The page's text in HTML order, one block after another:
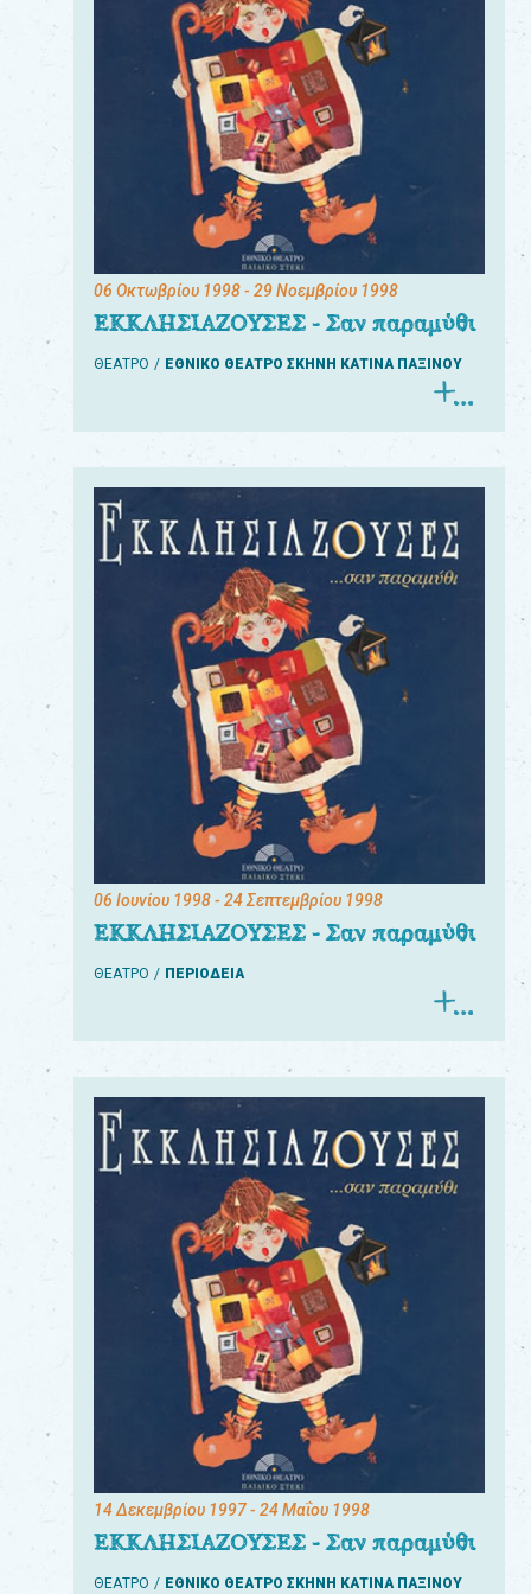
06 Οκτωβρίου 1998- 29 Νοεμβρίου 1998
ΕΚΚΛΗΣΙΑΖΟΥΣΕΣ - Σαν παραμύθι
ΘΕΑΤΡΟ ΕΘΝΙΚΟ ΘΕΑΤΡΟ ΣΚΗΝΗ ΚΑΤΙΝΑ ΠΑΞΙΝΟΥ
06 Ιουνίου 1998- 24 Σεπτεμβρίου 1998
ΕΚΚΛΗΣΙΑΖΟΥΣΕΣ - Σαν παραμύθι
ΘΕΑΤΡΟ ΠΕΡΙΟΔΕΙΑ
14 Δεκεμβρίου 1997- 24 Μαΐου 1998
ΕΚΚΛΗΣΙΑΖΟΥΣΕΣ - Σαν παραμύθι
ΘΕΑΤΡΟ ΕΘΝΙΚΟ ΘΕΑΤΡΟ ΣΚΗΝΗ ΚΑΤΙΝΑ ΠΑΞΙΝΟΥ